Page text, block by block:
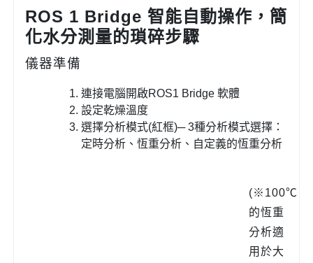
ROS 1 Bridge 智能自動操作，簡
化水分測量的瑣碎步驟
儀器準備
連接電腦開啟ROS1 Bridge 軟體
設定乾燥溫度
選擇分析模式(紅框)─ 3種分析模式選擇：
定時分析、恆重分析、自定義的恆重分析
(※100℃
的恆重
分析適
用於大